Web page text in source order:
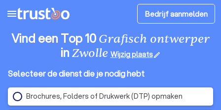
menu Bedrijf aanmelden
Vind een Top 10Grafisch ontwerper
inZwolle Wijzig plaatsedit
Selecteer de dienst die je nodig hebt
Brochures, Folders of Drukwerk (DTP) opmaken